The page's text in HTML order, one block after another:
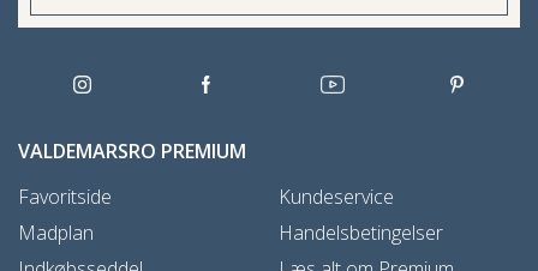
VALDEMARSRO PREMIUM
Favoritside
Madplan
Kundeservice
Handelsbetingelser